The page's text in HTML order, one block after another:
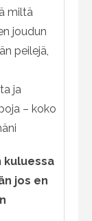
miltä
joudun
peilejä,
ja
– koko
kuluessa
jos en